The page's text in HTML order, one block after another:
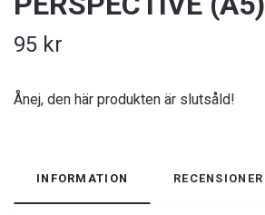
95 kr
Ånej, den här produkten är slutsåld!
INFORMATION RECENSIONER